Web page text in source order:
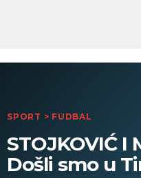
SPORT > FUDBAL
STOJKOVIĆ I
Došli smo u